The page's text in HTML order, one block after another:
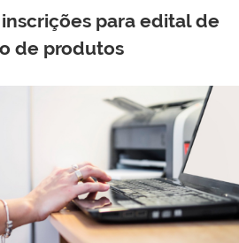
inscrições para edital de
de produtos